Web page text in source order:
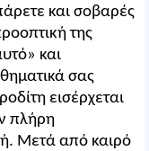
και σοβαρές
της
και
σας
εισέρχεται
πλήρη
Μετά από καιρό